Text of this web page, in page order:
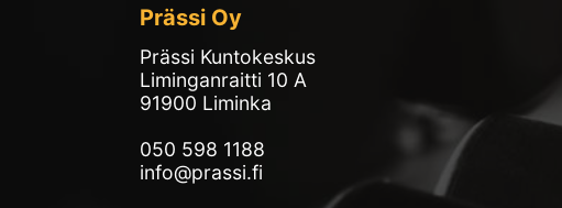
Prässi Oy
Prässi Kuntokeskus
Liminganraitti 10 A
91900 Liminka
050 598 1188
info@prassi.fi